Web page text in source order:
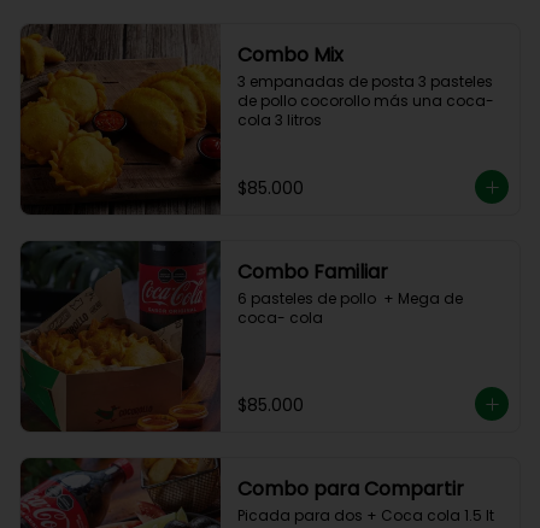
Combo Mix
3 empanadas de posta 3 pasteles
de pollo cocorollo más una coca-
cola 3 litros
$85.000
Combo Familiar
6 pasteles de pollo  + Mega de
coca- cola
$85.000
Combo para Compartir
Picada para dos + Coca cola 1.5 lt